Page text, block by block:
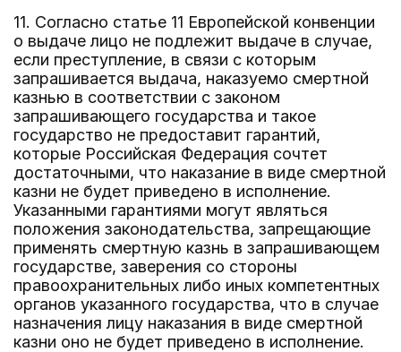
11. Согласно статье 11 Европейской конвенции
о выдаче лицо не подлежит выдаче в случае,
если преступление, в связи с которым
запрашивается выдача, наказуемо смертной
казнью в соответствии с законом
запрашивающего государства и такое
государство не предоставит гарантий,
которые Российская Федерация сочтет
достаточными, что наказание в виде смертной
казни не будет приведено в исполнение.
Указанными гарантиями могут являться
положения законодательства, запрещающие
применять смертную казнь в запрашивающем
государстве, заверения со стороны
правоохранительных либо иных компетентных
органов указанного государства, что в случае
назначения лицу наказания в виде смертной
казни оно не будет приведено в исполнение.